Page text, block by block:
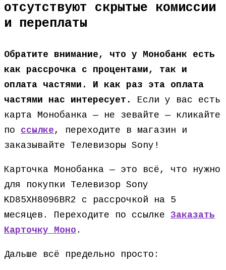
отсутствуют скрытые комиссии
и переплаты
Обратите внимание, что у Монобанк есть
как рассрочка с процентами, так и
оплата частями. И как раз эта оплата
частями нас интересует.
Если у вас есть
карта Монобанка — не зевайте — кликайте
по ссылке, переходите в магазин и
заказывайте Телевизоры Sony!
Карточка Монобанка — это всё, что нужно
для покупки Телевизор Sony
KD85XH8096BR2 с рассрочкой на 5
месяцев. Переходите по ссылке Заказать
Карточку Моно .
Дальше всё предельно просто: